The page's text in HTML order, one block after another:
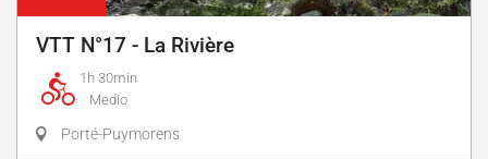
VTT N°17 - La Rivière
1h 30min
Medio
Porté-Puymorens